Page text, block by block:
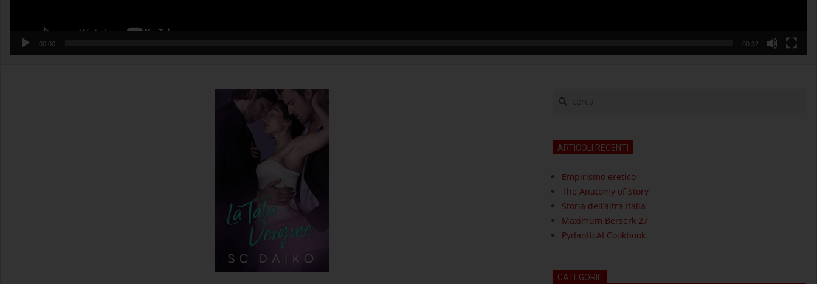
00:00 00:32
cerca
ARTICOLI RECENTI
Empirismo eretico
The Anatomy of Story
Storia dell’altra Italia
Maximum Berserk 27
PydanticAI Cookbook
CATEGORIE